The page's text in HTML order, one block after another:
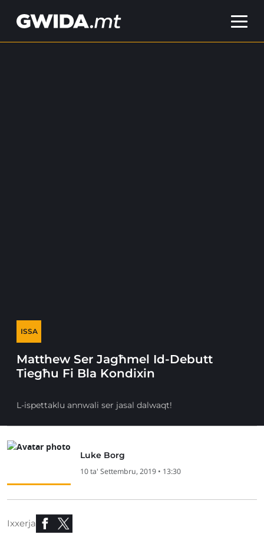
ISSA
Matthew Ser Jagħmel Id-Debutt
Tiegħu Fi Bla Kondixin
L-ispettaklu annwali ser jasal dalwaqt!
Luke Borg
10 ta' Settembru, 2019 • 13:30
Ixxerja